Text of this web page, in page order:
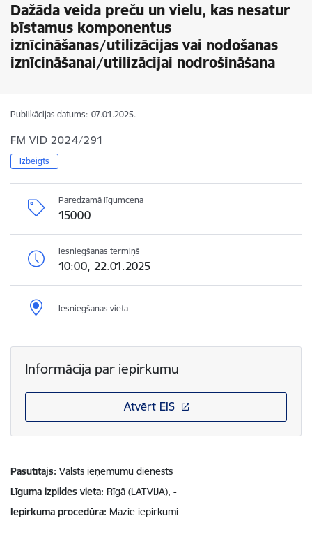
Dažāda veida preču un vielu, kas nesatur
bīstamus komponentus
iznīcināšanas/utilizācijas vai nodošanas
iznīcināšanai/utilizācijai nodrošināšana
Publikācijas datums: 07.01.2025.
FM VID 2024/291
Izbeigts
Paredzamā līgumcena
15000
Iesniegšanas termiņš
10:00, 22.01.2025
Iesniegšanas vieta
Informācija par iepirkumu
Atvērt EIS
Pasūtītājs Valsts ieņēmumu dienests
Līguma izpildes vieta Rīgā (LATVIJA), -
Iepirkuma procedūra Mazie iepirkumi